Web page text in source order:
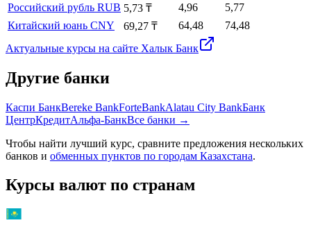
Российский рубль RUB 5,73 ₸ 4,96
5,77
Китайский юань CNY 69,27 ₸ 64,48
74,48
Актуальные курсы на сайте Халык Банк
Другие банки
Каспи БанкBereke BankForteBankAlatau City BankБанк
ЦентрКредитАльфа-БанкВсе банки →
Чтобы найти лучший курс, сравните предложения нескольких
банков и обменных пунктов по городам Казахстана.
Курсы валют по странам